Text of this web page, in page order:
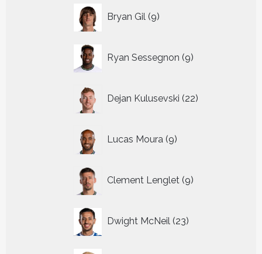
Bryan Gil 9
producten
Ryan Sessegnon 9
producten
Dejan Kulusevski 22
producten
Lucas Moura 9
producten
Clement Lenglet 9
producten
Dwight McNeil 23
producten